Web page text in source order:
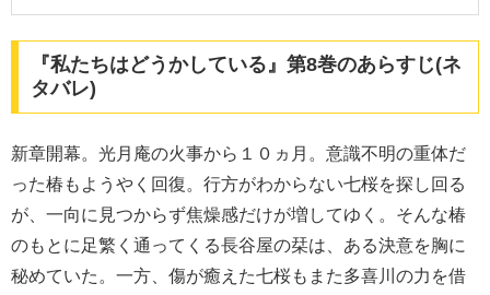
『私たちはどうかしている』第8巻のあらすじ(ネ
タバレ)
新章開幕。光月庵の火事から１０ヵ月。意識不明の重体だ
った椿もようやく回復。行方がわからない七桜を探し回る
が、一向に見つからず焦燥感だけが増してゆく。そんな椿
のもとに足繁く通ってくる長谷屋の栞は、ある決意を胸に
秘めていた。一方、傷が癒えた七桜もまた多喜川の力を借